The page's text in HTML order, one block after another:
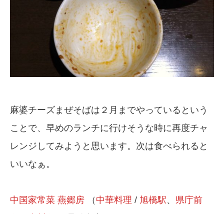
麻婆チーズまぜそばは２月までやっているという
ことで、早めのランチに行けそうな時に再度チャ
レンジしてみようと思います。次は食べられると
いいなぁ。
中国家常菜 燕郷房 （ 中華料理 / 旭橋駅、 県庁前